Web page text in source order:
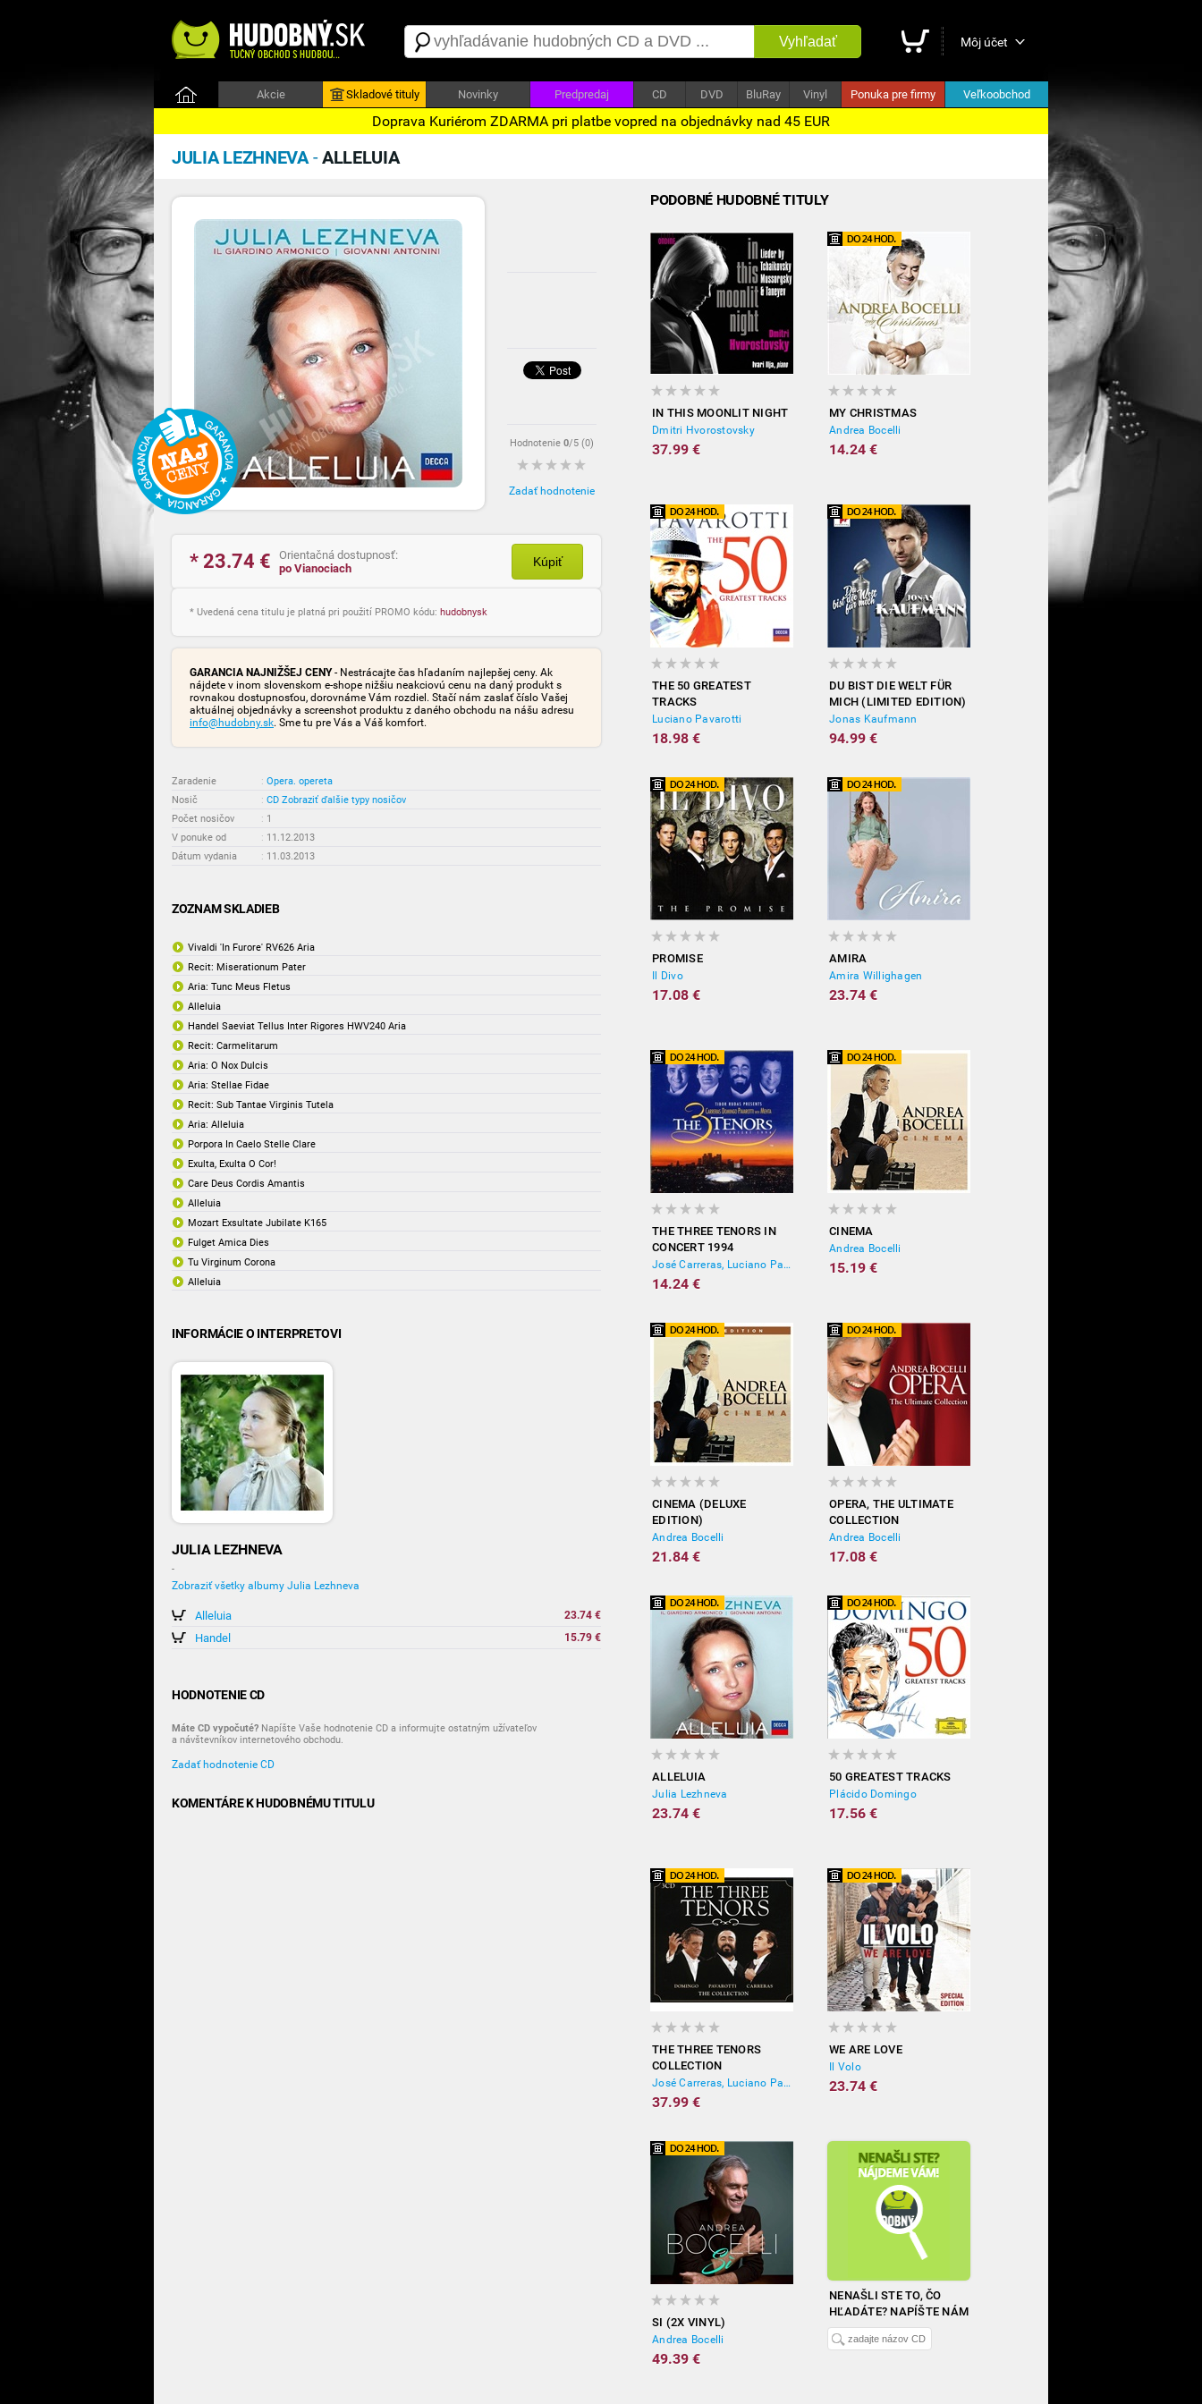
Vyhľadať Môj účet
Akcie Skladové tituly Novinky Predpredaj CD DVD BluRay Vinyl Ponuka pre firmy Veľkoobchod
Doprava Kuriérom ZDARMA pri platbe vopred na objednávky nad 45 EUR
JULIA LEZHNEVA-ALLELUIA
Hodnotenie 0/5 (0)
Zadať hodnotenie
* 23.74 €
Orientačná dostupnosť:
po Vianociach
Kúpiť
* Uvedená cena titulu je platná pri použití PROMO kódu: hudobnysk
GARANCIA NAJNIŽŠEJ CENY- Nestrácajte čas hľadaním najlepšej ceny. Ak
nájdete v inom slovenskom e-shope nižšiu neakciovú cenu na daný produkt s
rovnakou dostupnosťou, dorovnáme Vám rozdiel. Stačí nám zaslať číslo Vašej
aktuálnej objednávky a screenshot produktu z daného obchodu na nášu adresu
info@hudobny.sk. Sme tu pre Vás a Váš komfort.
Zaradenie : Opera. opereta
Nosič
: CD Zobraziť ďalšie typy nosičov
Počet nosičov
: 1
V ponuke od
: 11.12.2013
Dátum vydania
: 11.03.2013
ZOZNAM SKLADIEB
Vivaldi 'In Furore' RV626 Aria
Recit: Miserationum Pater
Aria: Tunc Meus Fletus
Alleluia
Handel Saeviat Tellus Inter Rigores HWV240 Aria
Recit: Carmelitarum
Aria: O Nox Dulcis
Aria: Stellae Fidae
Recit: Sub Tantae Virginis Tutela
Aria: Alleluia
Porpora In Caelo Stelle Clare
Exulta, Exulta O Cor!
Care Deus Cordis Amantis
Alleluia
Mozart Exsultate Jubilate K165
Fulget Amica Dies
Tu Virginum Corona
Alleluia
INFORMÁCIE O INTERPRETOVI
JULIA LEZHNEVA
-
Zobraziť všetky albumy Julia Lezhneva
Alleluia 23.74 €
Handel 15.79 €
HODNOTENIE CD
Máte CD vypočuté? Napíšte Vaše hodnotenie CD a informujte ostatným užívateľov
a návštevníkov internetového obchodu.
Zadať hodnotenie CD
KOMENTÁRE K HUDOBNÉMU TITULU
PODOBNÉ HUDOBNÉ TITULY
IN THIS MOONLIT NIGHT
Dmitri Hvorostovsky
37.99 €
MY CHRISTMAS
Andrea Bocelli
14.24 €
THE 50 GREATEST
TRACKS
Luciano Pavarotti
18.98 €
DU BIST DIE WELT FÜR
MICH (LIMITED EDITION)
Jonas Kaufmann
94.99 €
PROMISE
Il Divo
17.08 €
AMIRA
Amira Willighagen
23.74 €
THE THREE TENORS IN
CONCERT 1994
José Carreras, Luciano Pavarotti, Plácido Domingo
14.24 €
CINEMA
Andrea Bocelli
15.19 €
CINEMA (DELUXE
EDITION)
Andrea Bocelli
21.84 €
OPERA, THE ULTIMATE
COLLECTION
Andrea Bocelli
17.08 €
ALLELUIA
Julia Lezhneva
23.74 €
50 GREATEST TRACKS
Plácido Domingo
17.56 €
THE THREE TENORS
COLLECTION
José Carreras, Luciano Pavarotti, Plácido Domingo
37.99 €
WE ARE LOVE
Il Volo
23.74 €
SI (2X VINYL)
Andrea Bocelli
49.39 €
NENAŠLI STE TO, ČO
HĽADÁTE? NAPÍŠTE NÁM